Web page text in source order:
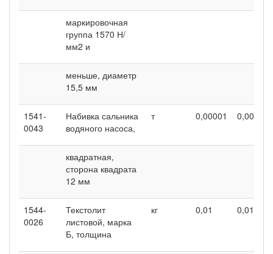
маркировочная
группа 1570 Н/
мм2 и
меньше, диаметр
15,5 мм
1541-
0043
Набивка сальника
водяного насоса,
т 0,00001 0,00001
квадратная,
сторона квадрата
12 мм
1544-
0026
Текстолит
листовой, марка
Б, толщина
кг 0,01 0,01